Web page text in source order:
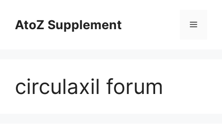
contentAtoZ Supplement Menu
circulaxil forum